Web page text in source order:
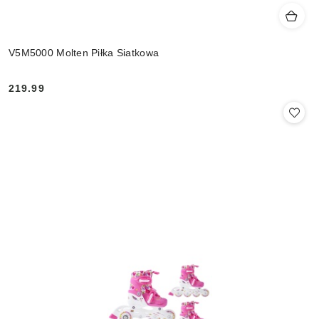
V5M5000 Molten Piłka Siatkowa
Cena:
219.99